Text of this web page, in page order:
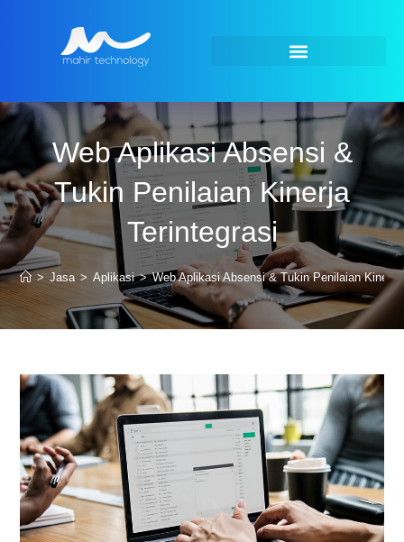
Web Aplikasi Absensi &
Tukin Penilaian Kinerja
Terintegrasi
> Jasa > Aplikasi > Web Aplikasi Absensi & Tukin Penilaian Kinerja